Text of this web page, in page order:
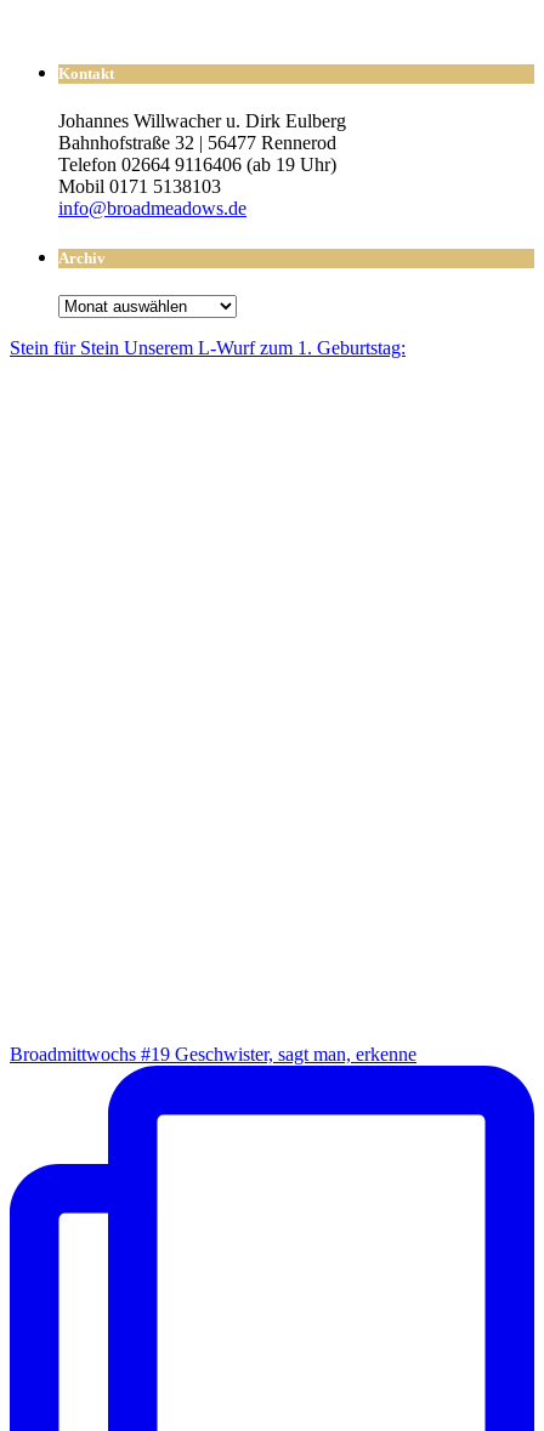
Kontakt
Johannes Willwacher u. Dirk Eulberg
Bahnhofstraße 32 | 56477 Rennerod
Telefon 02664 9116406 (ab 19 Uhr)
Mobil 0171 5138103
info@broadmeadows.de
Archiv
Archiv
Stein für Stein Unse­rem L-Wurf zum 1. Geburtstag:
Broad­mitt­wochs #19 Geschwis­ter, sagt man, erkenne